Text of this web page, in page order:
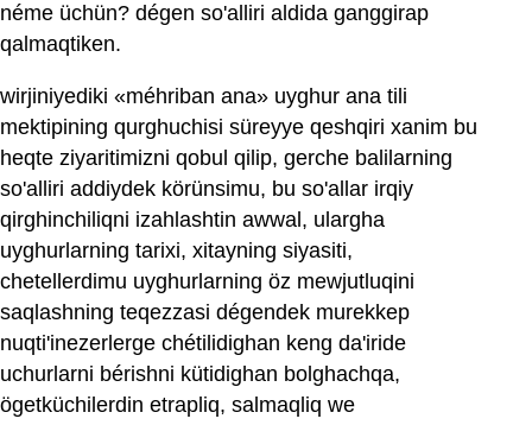
néme üchün? dégen so'alliri aldida ganggirap
qalmaqtiken.
wirjiniyediki «méhriban ana» uyghur ana tili
mektipining qurghuchisi süreyye qeshqiri xanim bu
heqte ziyaritimizni qobul qilip, gerche balilarning
so'alliri addiydek körünsimu, bu so'allar irqiy
qirghinchiliqni izahlashtin awwal, ulargha
uyghurlarning tarixi, xitayning siyasiti,
chetellerdimu uyghurlarning öz mewjutluqini
saqlashning teqezzasi dégendek murekkep
nuqti'inezerlerge chétilidighan keng da'iride
uchurlarni bérishni kütidighan bolghachqa,
ögetküchilerdin etrapliq, salmaqliq we